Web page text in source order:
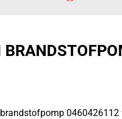
0460426112